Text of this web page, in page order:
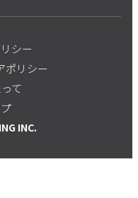
シー
ポリシー
て
INC.